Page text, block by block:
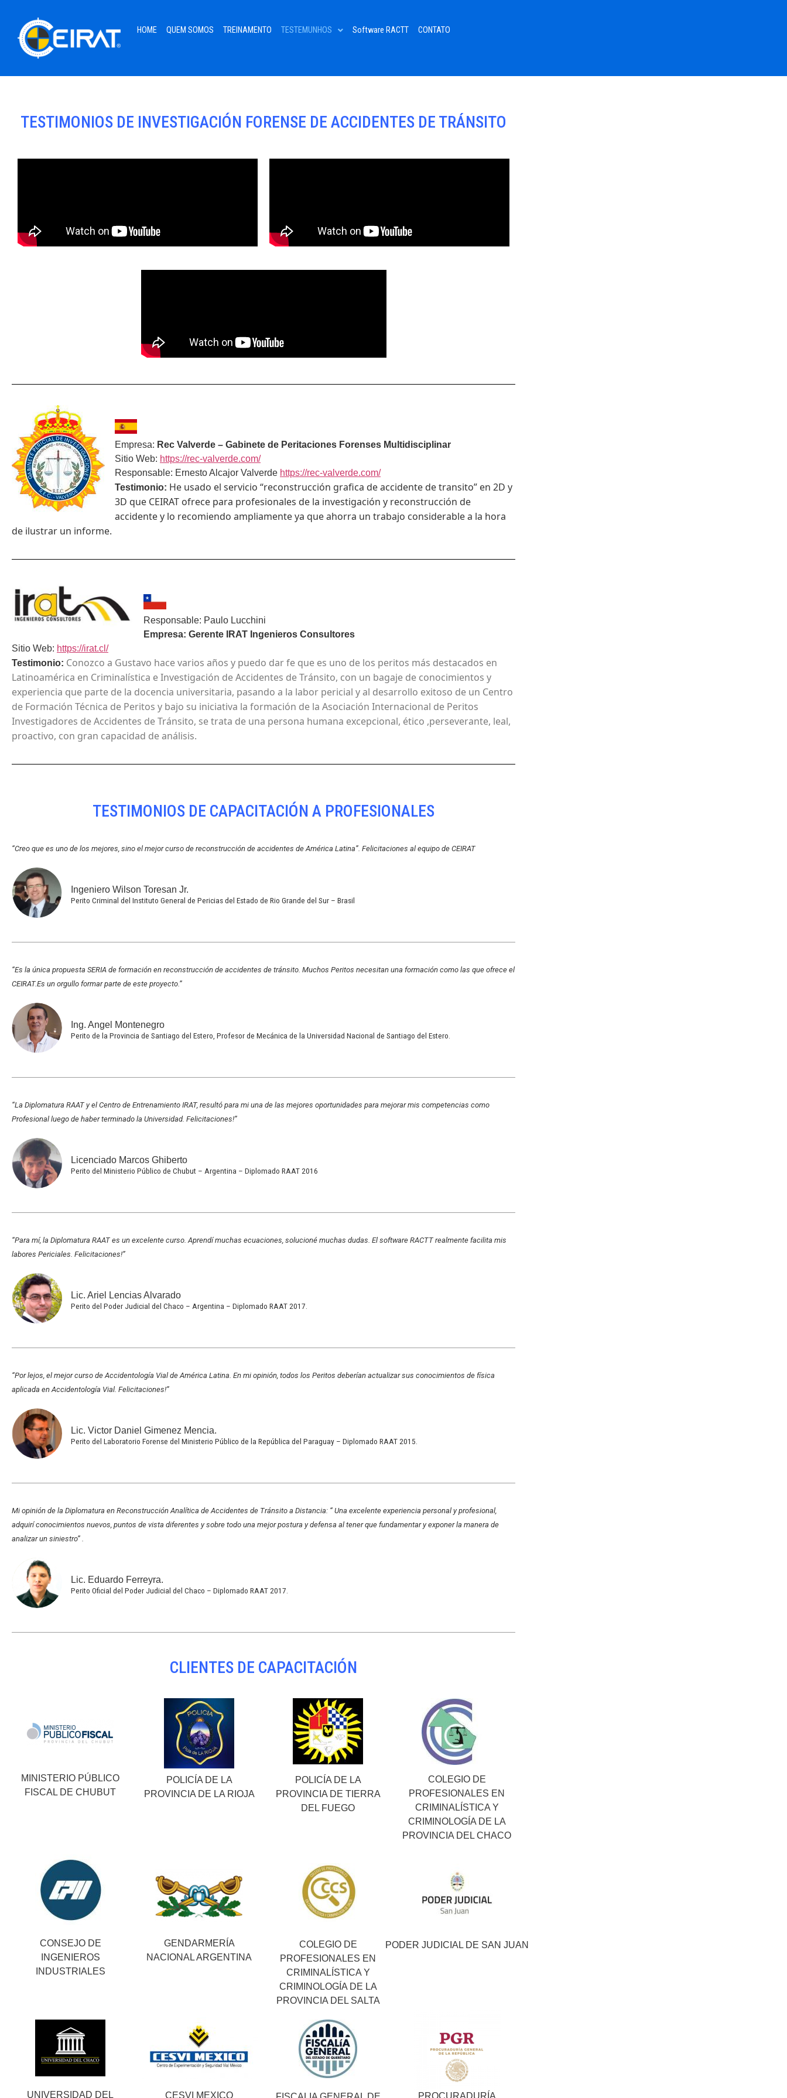
HOME QUEM SOMOS TREINAMENTO TESTEMUNHOS Software RACTT CONTATO
TESTIMONIOS DE INVESTIGACIÓN FORENSE DE ACCIDENTES DE TRÁNSITO
Empresa: Rec Valverde – Gabinete de Peritaciones Forenses Multidisciplinar
Sitio Web: https://rec-valverde.com/
Responsable: Ernesto Alcajor Valverde https://rec-valverde.com/
Testimonio: He usado el servicio “reconstrucción grafica de accidente detransito” en 2D y
3D que CEIRAT ofrece para profesionales de la investigación y reconstrucción de
accidente y lo recomiendo ampliamente ya que ahorra un trabajo considerable a la hora
de ilustrar un informe.
Responsable: Paulo Lucchini
Empresa: Gerente IRAT Ingenieros Consultores
Sitio Web: https://irat.cl/
Testimonio: Conozco a Gustavo hace varios años y puedo dar fe que es uno de los peritos más destacados en
Latinoamérica en Criminalística e Investigación de Accidentes de Tránsito, con un bagaje de conocimientos y
experiencia que parte de la docencia universitaria, pasando a la labor pericial y al desarrollo exitoso de un Centro
de Formación Técnica de Peritos y bajo su iniciativa la formación de la Asociación Internacional de Peritos
Investigadores de Accidentes de Tránsito, se trata de una persona humana excepcional, ético ,perseverante, leal,
proactivo, con gran capacidad de análisis.
TESTIMONIOS DE CAPACITACIÓN A PROFESIONALES
“Creo que es uno de los mejores, sino el mejor curso de reconstrucción de accidentes de América Latina”. Felicitaciones al equipo de CEIRAT
Ingeniero Wilson Toresan Jr.
Perito Criminal del Instituto General de Pericias del Estado de Rio Grande del Sur – Brasil
“Es la única propuesta SERIA de formación en reconstrucción de accidentes de tránsito. Muchos Peritos necesitan una formación como las que ofrece el
CEIRAT.Es un orgullo formar parte de este proyecto.”
Ing. Angel Montenegro
Perito de la Provincia de Santiago del Estero, Profesor de Mecánica de la Universidad Nacional de Santiago del Estero.
“La Diplomatura RAAT y el Centro de Entrenamiento IRAT, resultó para mi una de las mejores oportunidades para mejorar mis competencias como
Profesional luego de haber terminado la Universidad. Felicitaciones!”
Licenciado Marcos Ghiberto
Perito del Ministerio Público de Chubut – Argentina – Diplomado RAAT 2016
“Para mí, la Diplomatura RAAT es un excelente curso. Aprendí muchas ecuaciones, solucioné muchas dudas. El software RACTT realmente facilita mis
labores Periciales. Felicitaciones!”
Lic. Ariel Lencias Alvarado
Perito del Poder Judicial del Chaco – Argentina – Diplomado RAAT 2017.
“Por lejos, el mejor curso de Accidentología Vial de América Latina. En mi opinión, todos los Peritos deberían actualizar sus conocimientos de física
aplicada en Accidentología Vial. Felicitaciones!”
Lic. Victor Daniel Gimenez Mencia.
Perito del Laboratorio Forense del Ministerio Público de la República del Paraguay – Diplomado RAAT 2015.
Mi opinión de la Diplomatura en Reconstrucción Analítica de Accidentes de Tránsito a Distancia: “ Una excelente experiencia personal y profesional,
adquirí conocimientos nuevos, puntos de vista diferentes y sobre todo una mejor postura y defensa al tener que fundamentar y exponer la manera de
analizar un siniestro” .
Lic. Eduardo Ferreyra.
Perito Oficial del Poder Judicial del Chaco – Diplomado RAAT 2017.
CLIENTES DE CAPACITACIÓN
MINISTERIO PÚBLICO
FISCAL DE CHUBUT
POLICÍA DE LA
PROVINCIA DE LA RIOJA
POLICÍA DE LA
PROVINCIA DE TIERRA
DEL FUEGO
COLEGIO DE
PROFESIONALES EN
CRIMINALÍSTICA Y
CRIMINOLOGÍA DE LA
PROVINCIA DEL CHACO
CONSEJO DE
INGENIEROS
INDUSTRIALES
GENDARMERÍA
NACIONAL ARGENTINA
COLEGIO DE
PROFESIONALES EN
CRIMINALÍSTICA Y
CRIMINOLOGÍA DE LA
PROVINCIA DEL SALTA
PODER JUDICIAL DE SAN JUAN
UNIVERSIDAD DEL CESVI MEXICO PROCURADURÍA